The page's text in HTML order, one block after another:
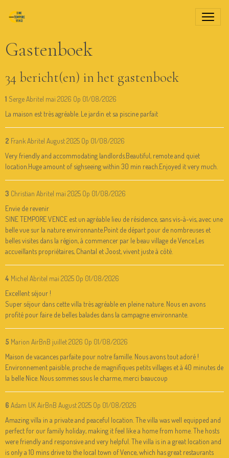
Gastenboek
34 bericht(en) in het gastenboek
1 Serge Abritel mai 2026 Op 01/08/2026
La maison est très agréable. Le jardin et sa piscine parfait
2 Frank Abritel August 2025 Op 01/08/2026
Very friendly and accommodating landlords.Beautiful, remote and quiet
location.Huge amount of sighseeing within 30 min reach.Enjoyed it very much.
3 Christian Abritel mai 2025 Op 01/08/2026
Envie de revenir
SINE TEMPORE VENCE est un agréable lieu de résidence, sans vis-à-vis, avec une
belle vue sur la nature environnante.Point de départ pour de nombreuses et
belles visites dans la région, à commencer par le beau village de Vence.Les
accueillants propriétaires, Chantal et Joost, vivent juste à côté.
4 Michel Abritel mai 2025 Op 01/08/2026
Excellent séjour !
Super séjour dans cette villa très agréable en pleine nature. Nous en avons
profité pour faire de belles balades dans la campagne environnante.
5 Marion AirBnB juillet 2026 Op 01/08/2026
Maison de vacances parfaite pour notre famille. Nous avons tout adoré !
Environnement paisible, proche de magnifiques petits villages et à 40 minutes de
la belle Nice. Nous sommes sous le charme, merci beaucoup
6 Adam UK AirBnB August 2025 Op 01/08/2026
Amazing villa in a private and peaceful location. The villa was well equipped and
perfect for our family holiday, making it feel like a home from home. The hosts
were friendly and responsive and very helpful. The villa is in a great location and
is only a 10 mins drive to the local town of Vence, which has great restaurants